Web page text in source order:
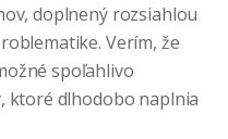
doplnený rozsiahlou
Verím, že
spoľahlivo
dlhodobo naplnia